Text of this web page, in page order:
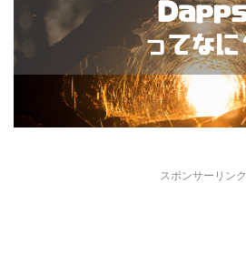
スポンサーリンク